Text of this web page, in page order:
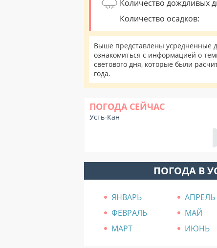
Количество дождливых
Количество осадков:
Выше представлены усредненные
ознакомиться с информацией о
светового дня, которые были
года.
ПОГОДА СЕЙЧАС
Усть-Кан
ПОГОДА В
ЯНВАРЬ АПРЕЛЬ
ФЕВРАЛЬ
МАЙ
МАРТ
ИЮНЬ